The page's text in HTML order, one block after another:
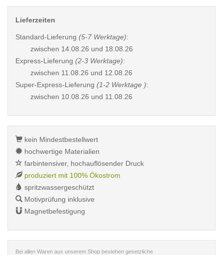
Lieferzeiten
Standard-Lieferung (5-7 Werktage):
zwischen 14.08.26 und 18.08.26
Express-Lieferung (2-3 Werktage):
zwischen 11.08.26 und 12.08.26
Super-Express-Lieferung (1-2 Werktage ):
zwischen 10.08.26 und 11.08.26
kein Mindestbestellwert
hochwertige Materialien
farbintensiver, hochauflösender Druck
produziert mit 100% Ökostrom
spritzwassergeschützt
Motivprüfung inklusive
Magnetbefestigung
Bei allen Waren aus unserem Shop bestehen gesetzliche